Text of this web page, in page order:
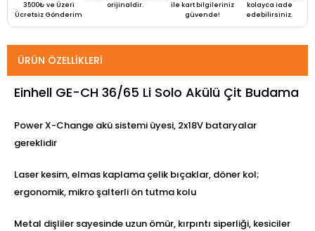
3500₺ ve Üzeri
Ücretsiz Gönderim
orijinaldir.
ile kart bilgileriniz
güvende!
kolayca iade
edebilirsiniz.
ÜRÜN ÖZELLIKLERI
Einhell GE-CH 36/65 Li Solo Akülü Çit Budama
Power X-Change akü sistemi üyesi, 2x18V bataryalar
gereklidir
Laser kesim, elmas kaplama çelik bıçaklar, döner kol;
ergonomik, mikro şalterli ön tutma kolu
Metal dişliler sayesinde uzun ömür, kırpıntı siperliği, kesiciler